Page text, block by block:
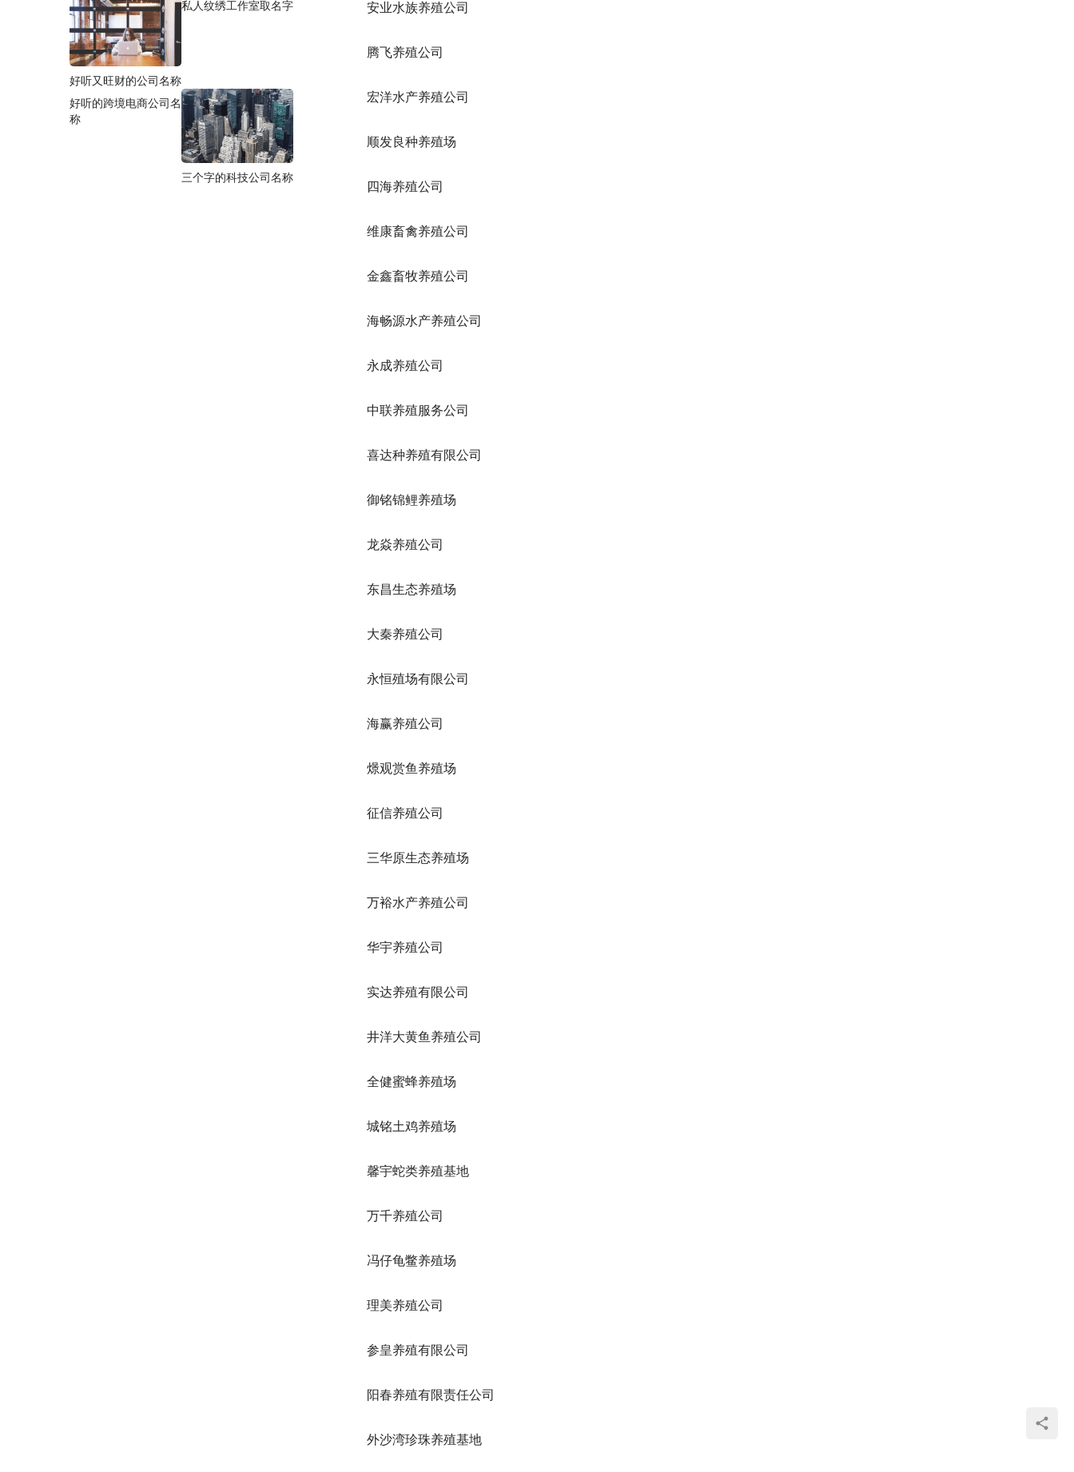
安业水族养殖公司
腾飞养殖公司
宏洋水产养殖公司
顺发良种养殖场
四海养殖公司
维康畜禽养殖公司
金鑫畜牧养殖公司
海畅源水产养殖公司
永成养殖公司
中联养殖服务公司
喜达种养殖有限公司
御铭锦鲤养殖场
龙焱养殖公司
东昌生态养殖场
大秦养殖公司
永恒殖场有限公司
海赢养殖公司
燝观赏鱼养殖场
征信养殖公司
三华原生态养殖场
万裕水产养殖公司
华宇养殖公司
实达养殖有限公司
井洋大黄鱼养殖公司
全健蜜蜂养殖场
城铭土鸡养殖场
馨宇蛇类养殖基地
万千养殖公司
冯仔龟鳖养殖场
理美养殖公司
参皇养殖有限公司
阳春养殖有限责任公司
外沙湾珍珠养殖基地
好听又旺财的公司名称
私人纹绣工作室取名字
好听的跨境电商公司名
称
三个字的科技公司名称